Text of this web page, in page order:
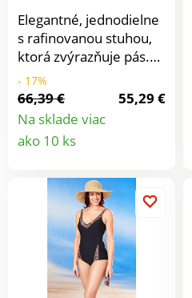
Elegantné, jednodielne
s rafinovanou stuhou,
ktorá zvýrazňuje pás.
Košíky s podšívkou Vám
vytvarujú krásny
dekolt.
- 17%
66,39 €
55,29 €
Na sklade viac
ako 10 ks